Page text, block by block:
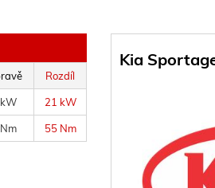
Kia
Rozdíl
21 kW
55 Nm